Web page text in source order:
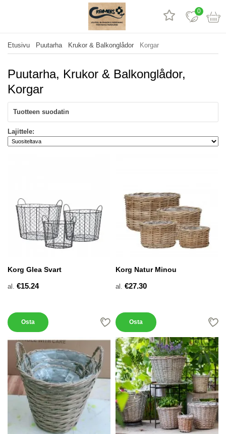
0
Etusivu Puutarha Krukor & Balkonglådor Korgar
Puutarha, Krukor & Balkonglådor,
Korgar
Tuotteen suodatin
Lajittele:
Korg Glea Svart
al. €15.24
Osta
Korg Natur Minou
al. €27.30
Osta